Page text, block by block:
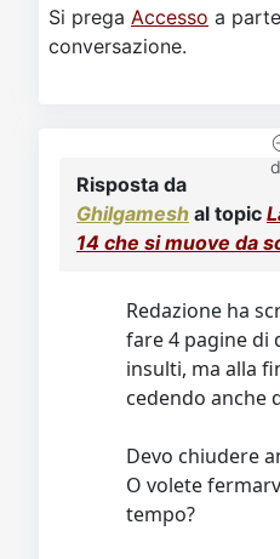
Si prega Accesso a
conversazione.
Risposta da
Ghilgamesh al topic
14 che si muove da
Redazione ha
fare 4 pagine di
insulti, ma alla
cedendo anche
Devo chiudere
O volete
tempo?